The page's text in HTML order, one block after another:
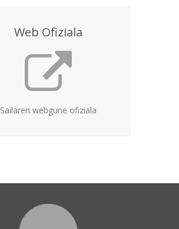
Web Ofiziala
Sailaren webgune ofiziala